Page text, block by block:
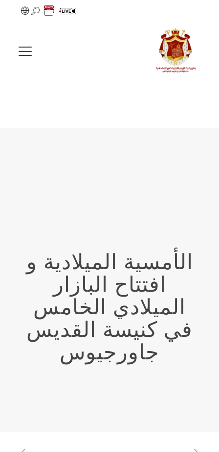
الأمسية الميلادية و
افتتاح البازار
الميلادي الخامس
في كنيسة القديس
جاورجيوس